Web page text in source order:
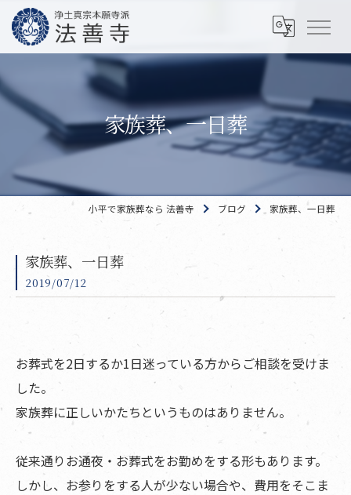
家族葬、一日葬
小平で家族葬なら 法善寺 ブログ 家族葬、一日葬
家族葬、一日葬
2019/07/12
お葬式を2日するか1日迷っている方からご相談を受けま
した。
家族葬に正しいかたちというものはありません。
従来通りお通夜・お葬式をお勤めをする形もあります。
しかし、お参りをする人が少ない場合や、費用をそこま